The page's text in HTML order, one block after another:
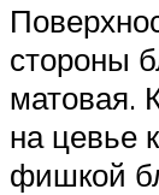
стороны
матовая.
на цевье
фишкой